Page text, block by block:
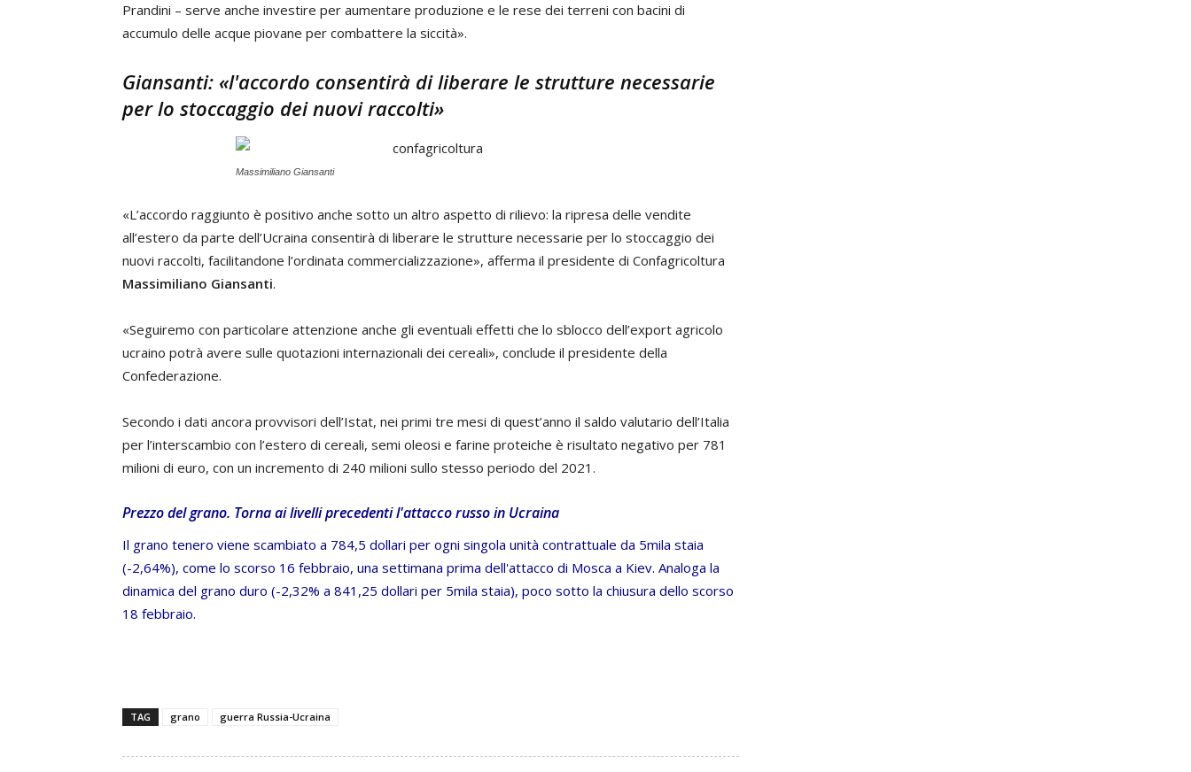
Prandini – serve anche investire per aumentare produzione e le rese dei terreni con bacini di
accumulo delle acque piovane per combattere la siccità».
Giansanti: «l'accordo consentirà di liberare le strutture necessarie
per lo stoccaggio dei nuovi raccolti»
Massimiliano Giansanti
«L’accordo raggiunto è positivo anche sotto un altro aspetto di rilievo: la ripresa delle vendite
all’estero da parte dell’Ucraina consentirà di liberare le strutture necessarie per lo stoccaggio dei
nuovi raccolti, facilitandone l’ordinata commercializzazione», afferma il presidente di Confagricoltura
Massimiliano Giansanti.
«Seguiremo con particolare attenzione anche gli eventuali effetti che lo sblocco dell’export agricolo
ucraino potrà avere sulle quotazioni internazionali dei cereali», conclude il presidente della
Confederazione.
Secondo i dati ancora provvisori dell’Istat, nei primi tre mesi di quest’anno il saldo valutario dell’Italia
per l’interscambio con l’estero di cereali, semi oleosi e farine proteiche è risultato negativo per 781
milioni di euro, con un incremento di 240 milioni sullo stesso periodo del 2021.
Prezzo del grano. Torna ai livelli precedenti l'attacco russo in Ucraina
Il grano tenero viene scambiato a 784,5 dollari per ogni singola unità contrattuale da 5mila staia
(-2,64%), come lo scorso 16 febbraio, una settimana prima dell'attacco di Mosca a Kiev. Analoga la
dinamica del grano duro (-2,32% a 841,25 dollari per 5mila staia), poco sotto la chiusura dello scorso
18 febbraio.
TAG grano guerra Russia-Ucraina